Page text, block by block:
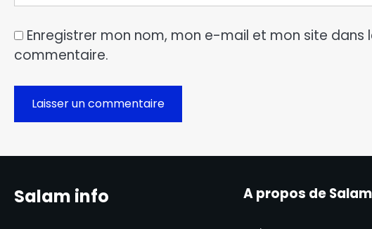
Enregistrer mon nom, mon e-mail et mon site
commentaire.
Salam info A propos de Salam